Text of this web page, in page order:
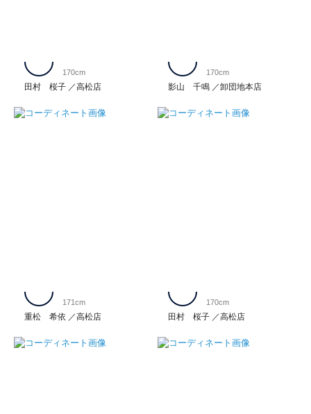
田村 桜子 高松店
170cm
影山 千鳴 卸団地本店
170cm
重松 希依 高松店
171cm
田村 桜子 高松店
170cm